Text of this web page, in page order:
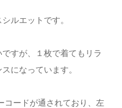
ルエットです。
すが、１枚で着てもリラ
になっています。
コードが通されており、左